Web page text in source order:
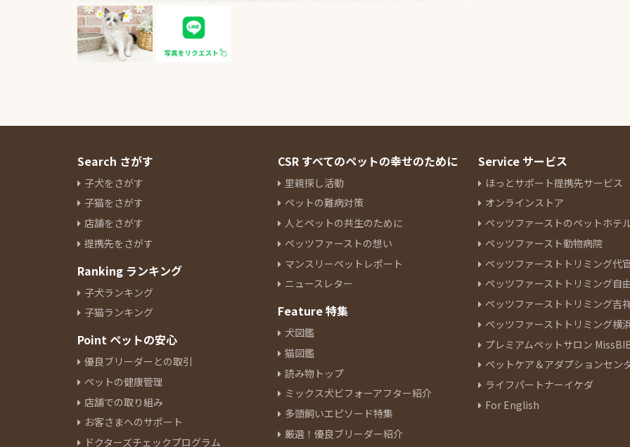
Search さがす
子犬をさがす
子猫をさがす
店舗をさがす
提携先をさがす
Ranking ランキング
子犬ランキング
子猫ランキング
Point ペットの安心
優良ブリーダーとの取引
ペットの健康管理
店舗での取り組み
お客さまへのサポート
ドクターズチェックプログラム
CSR すべてのペットの幸せのために
里親探し活動
ペットの難病対策
人とペットの共生のために
ペッツファーストの想い
マンスリーペットレポート
ニュースレター
Feature 特集
犬図鑑
猫図鑑
読み物トップ
ミックス犬ビフォーアフター紹介
多頭飼いエピソード特集
厳選！優良ブリーダー紹介
Service サービス
ほっとサポート提携先サービス
オンラインストア
ペッツファーストのペットホテ
ペッツファースト動物病院
ペッツファーストトリミング代
ペッツファーストトリミング自
ペッツファーストトリミング吉
ペッツファーストトリミング横
プレミアムペットサロン
ペットケア＆アダプションセン
ライフパートナーイケダ
For English